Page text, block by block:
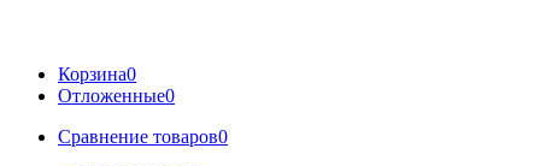
Корзина0
Отложенные0
Сравнение товаров0